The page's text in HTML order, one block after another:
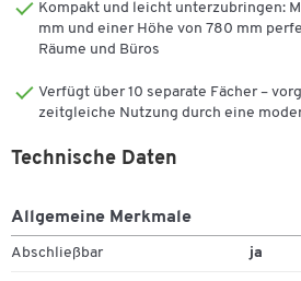
Außenmaße: je nach gewählter
780 mm (bei 10 Fächern) bzw. B
(bei 50 Fächern)
bzw. 47 kg (bei 50 Fächern)
Made by Schäfer Shop Select
Garantie: jeweils 3 Jahre
und lackiertem Stahlblech in der
Zur sicheren Verwahrung Ihrer
ausgestattet, welche sich hinter doppelt
Kompakt und leicht unterzubringen:
mm und einer Höhe von 780 mm
Räume und Büros
Verfügt über 10 separate Fächer –
zeitgleiche Nutzung durch eine
Technische Daten
Allgemeine Merkmale
Abschließbar ja
Zum Zoomen